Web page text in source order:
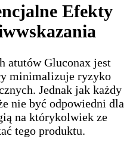
Efekty
atutów Gluconax jest
minimalizuje ryzyko
Jednak jak każdy
nie być odpowiedni dla
na którykolwiek ze
tego produktu.